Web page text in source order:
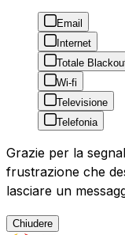
Email
Internet
Totale
Wi-fi
Televisione
Telefonia
Grazie per la
frustrazione che
lasciare un
Chiudere